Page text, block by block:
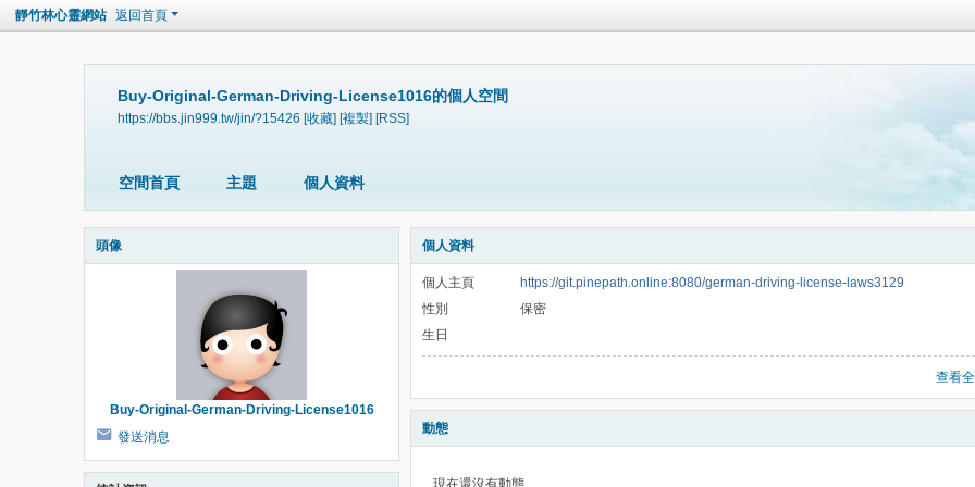
靜竹林心靈網站 返回首頁
Buy-Original-German-Driving-License1016的個人空間
https://bbs.jin999.tw/jin/?15426 [收藏] [複製] [RSS]
空間首頁 主題 個人資料
頭像
Buy-Original-German-Driving-License1016
發送消息
個人資料
個人主頁
https://git.pinepath.online:8080/german-driving-license-laws3129
性別
保密
生日
查看
動態
現在還沒有動態